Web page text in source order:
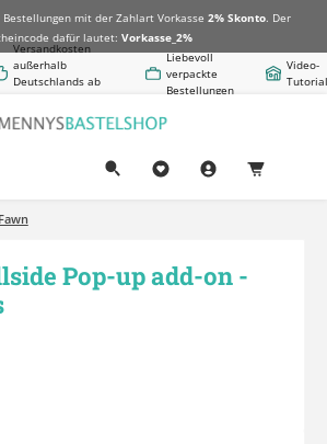
Bestellungen mit der Zahlart Vorkasse 2% Skonto. Der
dafür lautet: Vorkasse_2%
Versandkosten
außerhalb
Deutschlands ab
Liebevoll
verpackte
Bestellungen
Video-
Pop-up add-on -